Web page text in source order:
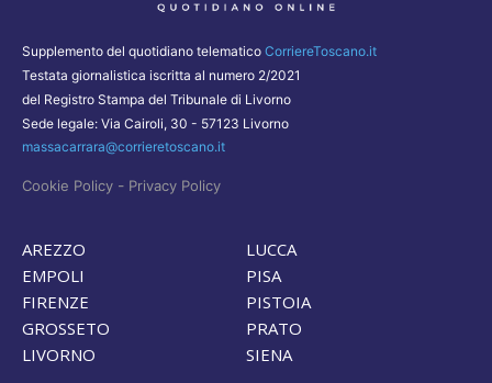
Supplemento del quotidiano telematico CorriereToscano.it
Testata giornalistica iscritta al numero 2/2021
del Registro Stampa del Tribunale di Livorno
Sede legale: Via Cairoli, 30 - 57123 Livorno
massacarrara@corrieretoscano.it
Cookie Policy - Privacy Policy
AREZZO
EMPOLI
FIRENZE
GROSSETO
LIVORNO
LUCCA
PISA
PISTOIA
PRATO
SIENA